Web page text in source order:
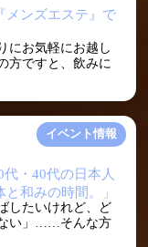
メンズエステ』で
にお気軽にお越し
方ですと、飲みに
イベント情報
代・40代の日本人
和みの時間。」
したいけれど、ど
い」……そんな方